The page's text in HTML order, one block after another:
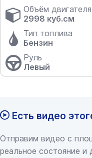
Объём двигателя
2998 куб.см
Тип топлива
Бензин
Руль
Левый
Есть видео
Отправим видео с
реальное состояние и